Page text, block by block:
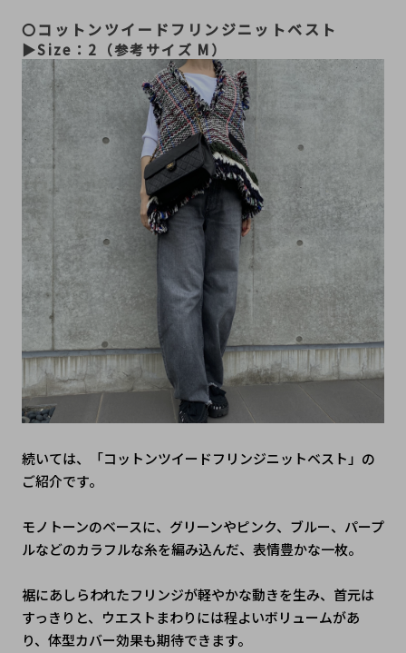
〇コットンツイードフリンジニットベスト
▶︎Size：2（参考サイズ M）
続いては、「コットンツイードフリンジニットベスト」の
ご紹介です。
モノトーンのベースに、グリーンやピンク、ブルー、パープ
ルなどのカラフルな糸を編み込んだ、表情豊かな一枚。
裾にあしらわれたフリンジが軽やかな動きを生み、首元は
すっきりと、ウエストまわりには程よいボリュームがあ
り、体型カバー効果も期待できます。